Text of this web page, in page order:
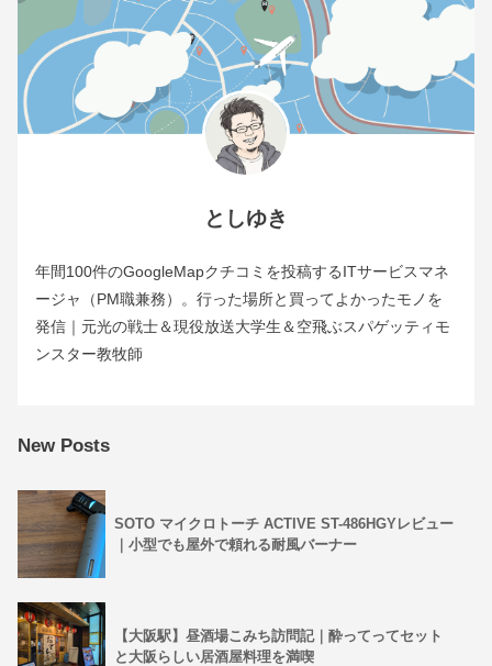
としゆき
年間100件のGoogleMapクチコミを投稿するITサービスマネ
ージャ（PM職兼務）。行った場所と買ってよかったモノを
発信｜元光の戦士＆現役放送大学生＆空飛ぶスパゲッティモ
ンスター教牧師
New Posts
SOTO マイクロトーチ ACTIVE ST-486HGYレビュー
｜小型でも屋外で頼れる耐風バーナー
【大阪駅】昼酒場こみち訪問記｜酔ってってセット
と大阪らしい居酒屋料理を満喫